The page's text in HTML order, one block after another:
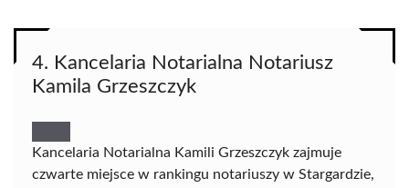
4. Kancelaria Notarialna Notariusz
Kamila Grzeszczyk
Kancelaria Notarialna Kamili Grzeszczyk zajmuje
czwarte miejsce w rankingu notariuszy w Stargardzie,